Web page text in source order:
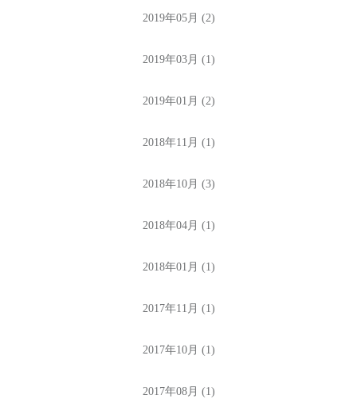
2019年05月 (2)
2019年03月 (1)
2019年01月 (2)
2018年11月 (1)
2018年10月 (3)
2018年04月 (1)
2018年01月 (1)
2017年11月 (1)
2017年10月 (1)
2017年08月 (1)